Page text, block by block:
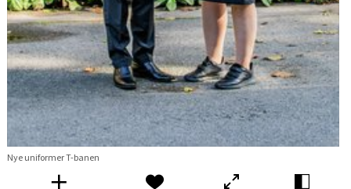
Nye uniformer T-banen